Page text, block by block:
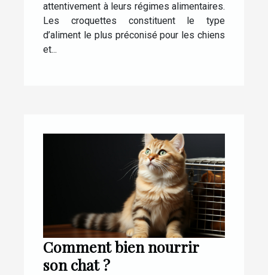
attentivement à leurs régimes alimentaires.
Les croquettes constituent le type
d’aliment le plus préconisé pour les chiens
et...
Comment bien nourrir
son chat ?